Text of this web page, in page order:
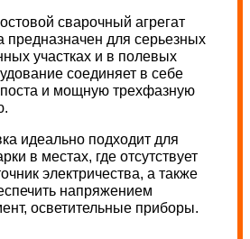
сварочный агрегат
предназначен для серьезных
участках и в полевых
соединяет в себе
и мощную трехфазную
идеально подходит для
в местах, где отсутствует
электричества, а также
напряжением
осветительные приборы.